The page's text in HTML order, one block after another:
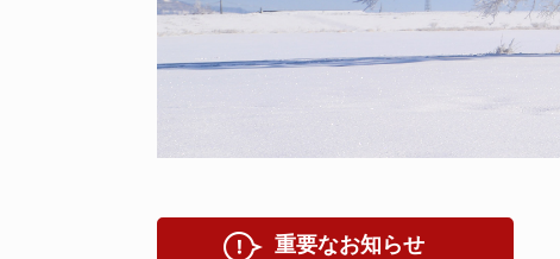
重要なお知らせ